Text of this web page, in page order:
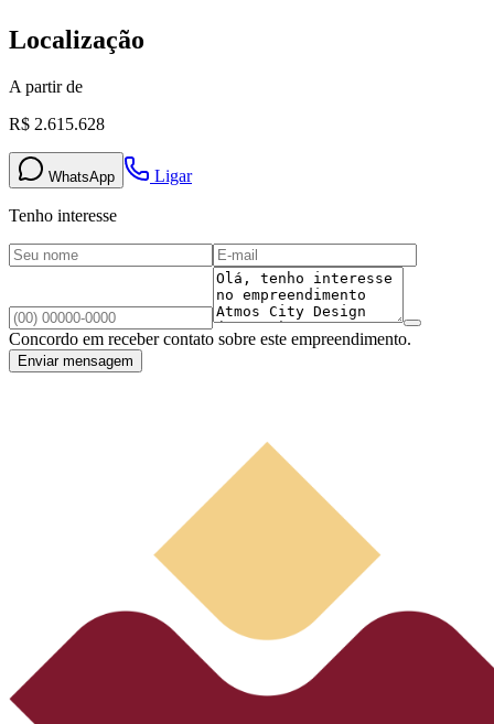
Localização
A partir de
R$ 2.615.628
WhatsApp Ligar
Tenho interesse
Concordo em receber contato sobre este empreendimento.
Enviar mensagem